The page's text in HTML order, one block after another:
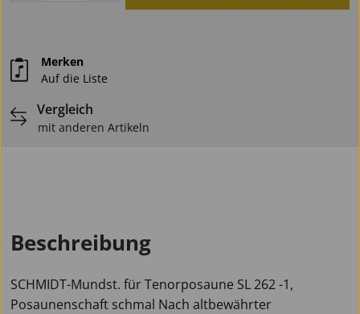
Merken
Auf die Liste
Vergleich
mit anderen Artikeln
Beschreibung
SCHMIDT-Mundst. für Tenorposaune SL 262 -1,
Posaunenschaft schmal Nach altbewährter